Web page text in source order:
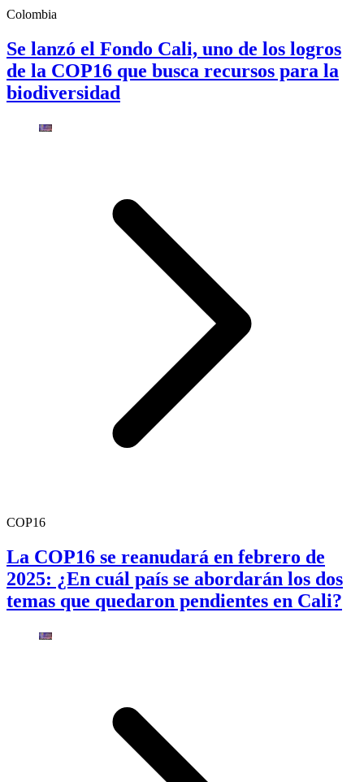
Colombia
Se lanzó el Fondo Cali, uno de los logros
de la COP16 que busca recursos para la
biodiversidad
COP16
La COP16 se reanudará en febrero de
2025: ¿En cuál país se abordarán los dos
temas que quedaron pendientes en Cali?